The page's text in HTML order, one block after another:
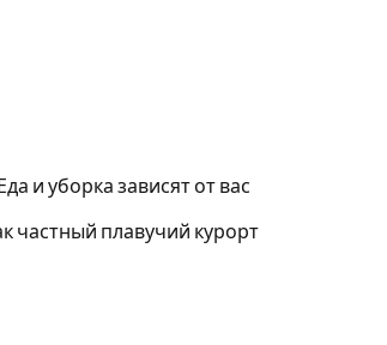
и уборка зависят от вас
частный плавучий курорт